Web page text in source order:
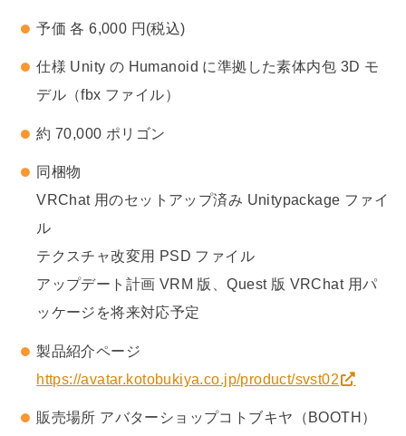
予価 各 6,000 円(税込)
仕様 Unity の Humanoid に準拠した素体内包 3D モ
デル（fbx ファイル）
約 70,000 ポリゴン
同梱物
VRChat 用のセットアップ済み Unitypackage ファイ
ル
テクスチャ改変用 PSD ファイル
アップデート計画 VRM 版、Quest 版 VRChat 用パ
ッケージを将来対応予定
製品紹介ページ
https://avatar.kotobukiya.co.jp/product/svst02
販売場所 アバターショップコトブキヤ（BOOTH）